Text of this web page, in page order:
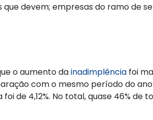
devem; empresas do ramo de
o aumento dainadimplência foi
com o mesmo período do
foi de 4,12%. No total, quase 46%